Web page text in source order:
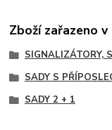
Zboží zařazeno
SIGNALIZÁTORY,
SADY S
SADY 2 + 1